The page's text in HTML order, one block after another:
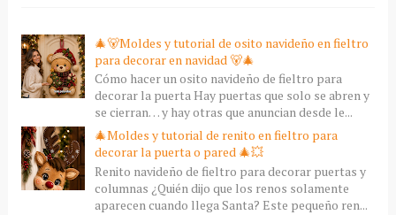
🎄🐻Moldes y tutorial de osito navideño en fieltro
para decorar en navidad 🐻🎄
Cómo hacer un osito navideño de fieltro para
decorar la puerta Hay puertas que solo se abren y
se cierran… y hay otras que anuncian desde le...
🎄Moldes y tutorial de renito en fieltro para
decorar la puerta o pared 🎄💥
Renito navideño de fieltro para decorar puertas y
columnas ¿Quién dijo que los renos solamente
aparecen cuando llega Santa? Este pequeño ren...